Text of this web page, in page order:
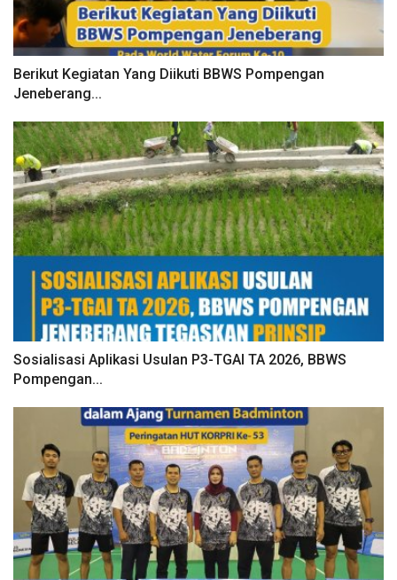
Berikut Kegiatan Yang Diikuti BBWS Pompengan
Jeneberang...
Sosialisasi Aplikasi Usulan P3-TGAI TA 2026, BBWS
Pompengan...